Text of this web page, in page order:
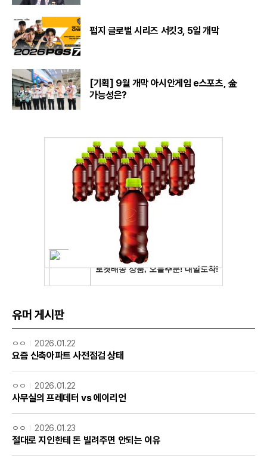
펍지 글로벌 시리즈 서킷3, 5일 개막
[기획] 9월 개막 아시안게임 e스포츠, 金
가능성은?
유머 게시판
ㅇㅇ 2026.01.22
요즘 신축아파트 사전점검 상태
ㅇㅇ 2026.01.22
사무실의 프레데터 vs 에이리언
ㅇㅇ 2026.01.23
절대로 지인한테 돈 빌려주면 안되는 이유